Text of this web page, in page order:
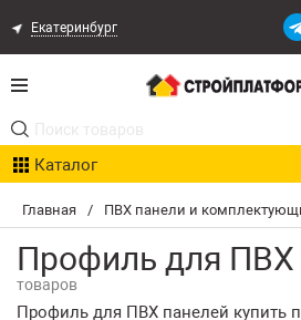
Главная / ПВХ панели и
Профиль для ПВХ
товаров
Профиль для ПВХ панелей купить
Екатеринбург
Каталог
Акции
Расчет доставки
Организациям
Опыт поставок